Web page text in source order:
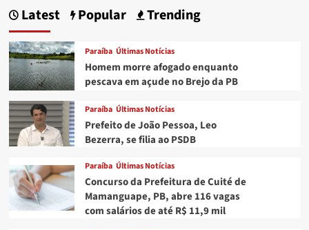
Latest Popular Trending
Paraíba Últimas Notícias
Homem morre afogado enquanto
pescava em açude no Brejo da PB
Paraíba Últimas Notícias
Prefeito de João Pessoa, Leo
Bezerra, se filia ao PSDB
Paraíba Últimas Notícias
Concurso da Prefeitura de Cuité de
Mamanguape, PB, abre 116 vagas
com salários de até R$ 11,9 mil